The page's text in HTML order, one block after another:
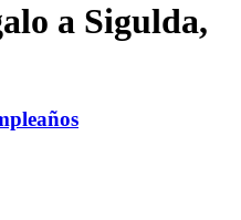
a Sigulda,